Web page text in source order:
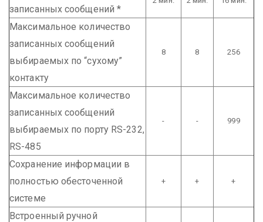
записанных сообщений *
Максимальное количество
записанных сообщений
выбираемых по “сухому”
контакту
8 8 256
Максимальное количество
записанных сообщений
выбираемых по порту RS-232,
RS-485
- - 999
Сохранение информации в
полностью обесточенной
системе
+ + +
Встроенный ручной